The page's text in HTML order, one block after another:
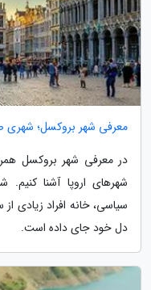
معرفی شهر بروکسل؛ شهری
در معرفی شهر بروکسل
شهرهای اروپا آشنا
دل خود جای داده است.